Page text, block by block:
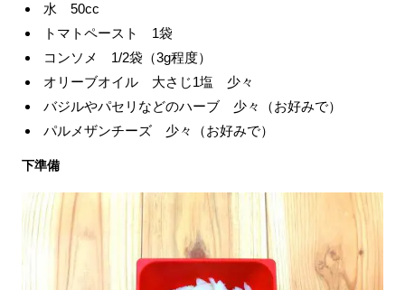
水 50cc
トマトペースト 1袋
コンソメ 1/2袋（3g程度）
オリーブオイル 大さじ1塩 少々
バジルやパセリなどのハーブ 少々（お好みで）
パルメザンチーズ 少々（お好みで）
下準備